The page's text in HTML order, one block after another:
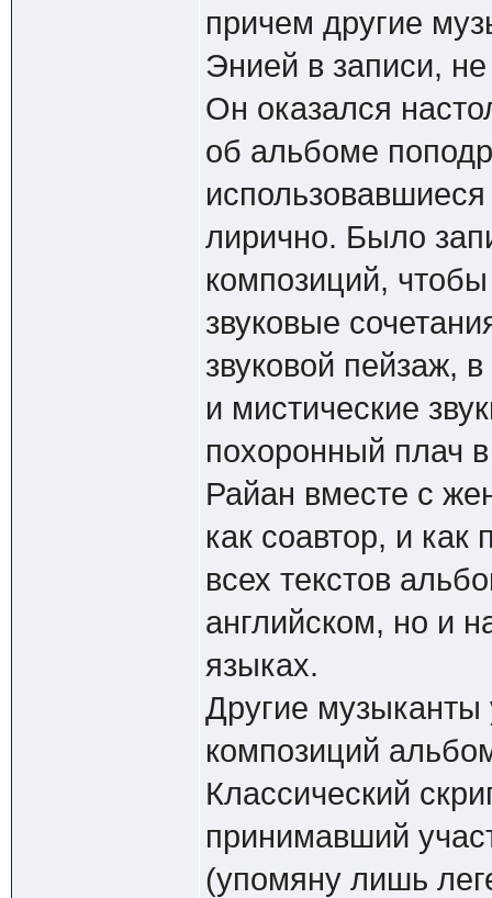
причем другие
Энией в записи,
Он оказался
об альбоме
использовавшиеся
лирично. Было
композиций,
звуковые
звуковой пейзаж,
и мистические
похоронный плач
Райан вместе с
как соавтор, и
всех текстов
английском, но и
языках.
Другие музыканты
композиций
Классический
принимавший
(упомяну лишь